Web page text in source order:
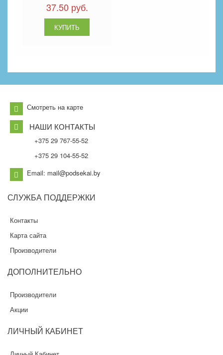
37.50 руб.
Смотреть на карте
НАШИ КОНТАКТЫ
+375 29 767-55-52
+375 29 104-55-52
Email: mail@podsekai.by
СЛУЖБА ПОДДЕРЖКИ
Контакты
Карта сайта
Производители
ДОПОЛНИТЕЛЬНО
Производители
Акции
ЛИЧНЫЙ КАБИНЕТ